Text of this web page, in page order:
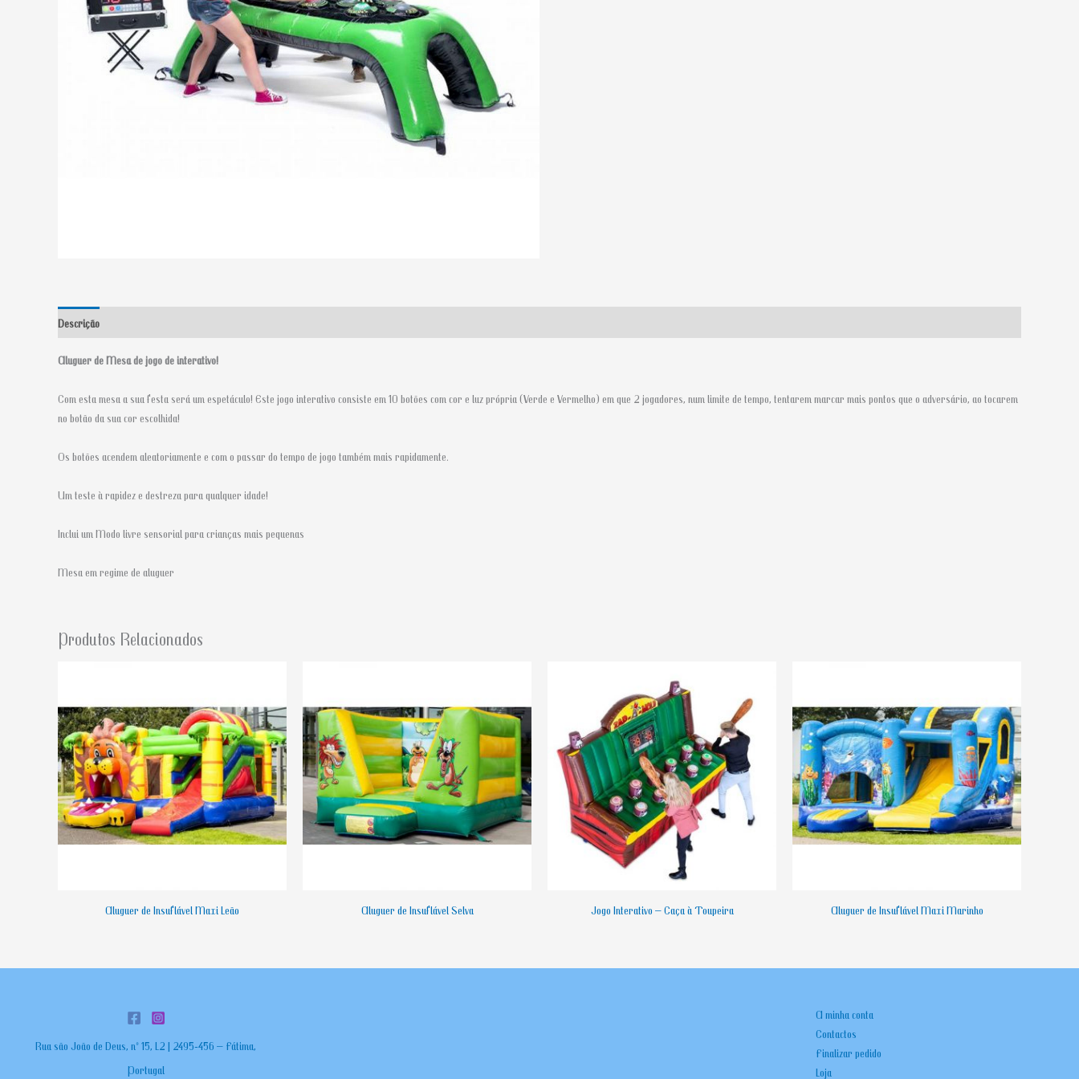
Descrição
Aluguer de Mesa de jogo de interativo!
Com esta mesa a sua festa será um espetáculo! Este jogo interativo consiste em 10 botões com cor e luz própria (Verde e Vermelho) em que 2 jogadores, num limite de tempo, tentarem marcar mais pontos que o adversário, ao tocarem
no botão da sua cor escolhida!
Os botões acendem aleatoriamente e com o passar do tempo de jogo também mais rapidamente.
Um teste à rapidez e destreza para qualquer idade!
Inclui um Modo livre sensorial para crianças mais pequenas
Mesa em regime de aluguer
Produtos Relacionados
Aluguer de Insuflável Maxi Leão Aluguer de Insuflável Selva Jogo Interativo – Caça à Toupeira Aluguer de Insuflável Maxi Marinho
Rua são João de Deus, nº 15, L2 | 2495-456 – Fátima,
Portugal
A minha conta
Contactos
Finalizar pedido
Loja